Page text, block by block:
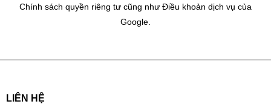
Chính sách quyền riêng tư cũng như Điều khoản dịch vụ của
Google.
LIÊN HỆ